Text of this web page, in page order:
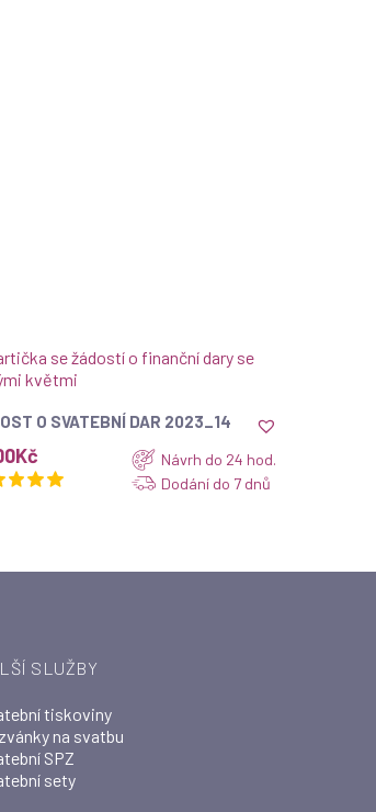
ZOBRAZIT
O SVATEBNÍ DAR 2023_14
Kč
Návrh do 24 hod.
Dodání do 7 dnů
SLUŽBY
tiskoviny
na svatbu
SPZ
sety